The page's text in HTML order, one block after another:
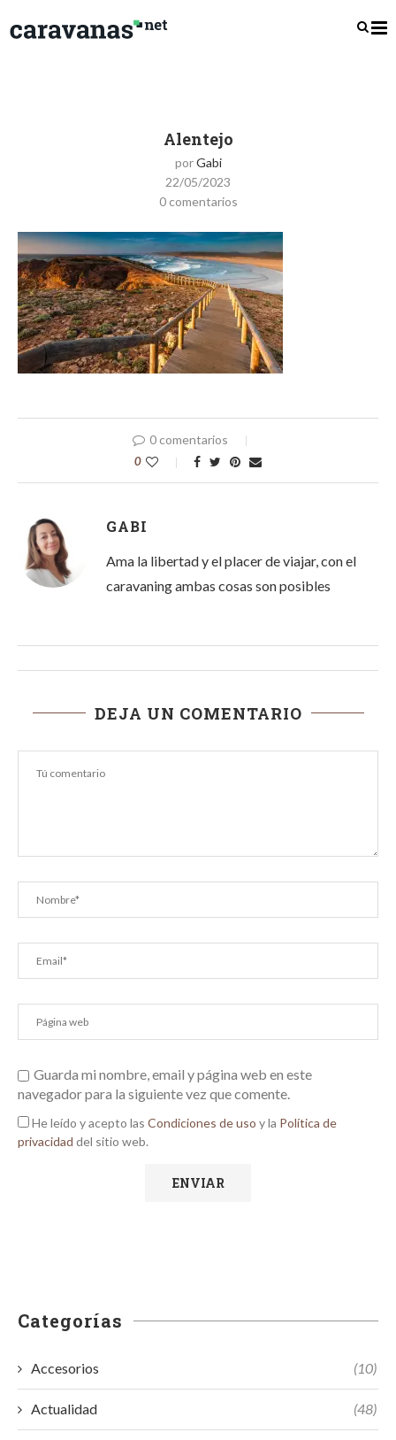
Alentejo
porGabi
22/05/2023
0 comentarios
0 comentarios
0
GABI
Ama la libertad y el placer de viajar, con el
caravaning ambas cosas son posibles
DEJA UN COMENTARIO
Guarda mi nombre, email y página web en este
navegador para la siguiente vez que comente.
He leído y acepto las Condiciones de uso y la Política de
privacidad del sitio web.
Categorías
Accesorios (10)
Actualidad (48)